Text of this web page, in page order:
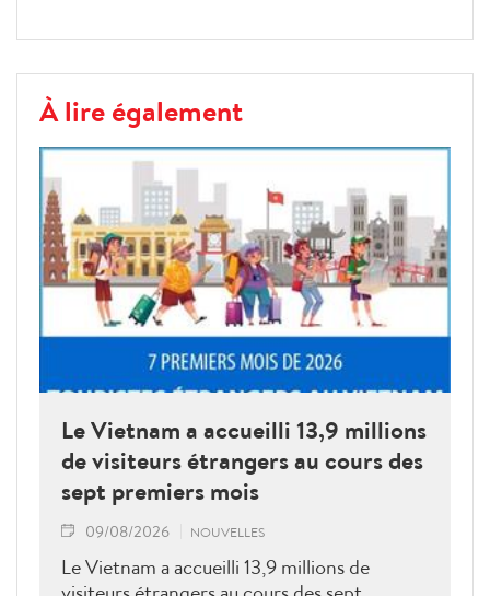
À lire également
Le Vietnam a accueilli 13,9 millions
de visiteurs étrangers au cours des
sept premiers mois
09/08/2026 NOUVELLES
Le Vietnam a accueilli 13,9 millions de